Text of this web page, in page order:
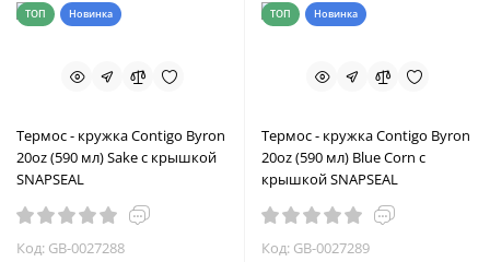
ТОП Новинка
Термос - кружка Contigo Byron
20oz (590 мл) Sake с крышкой
SNAPSEAL
Код: GB-0027288
ТОП Новинка
Термос - кружка Contigo Byron
20oz (590 мл) Blue Corn с
крышкой SNAPSEAL
Код: GB-0027289